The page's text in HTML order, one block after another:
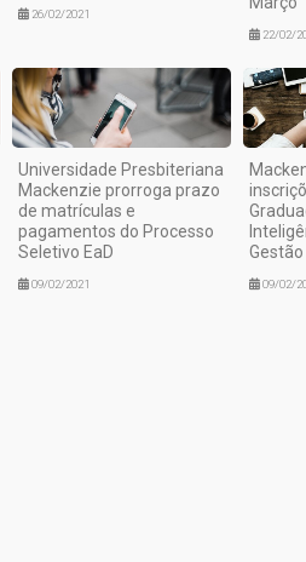
26/02/2021
22/02/
Universidade Presbiteriana
Mackenzie prorroga prazo
de matrículas e
pagamentos do Processo
Seletivo EaD
09/02/2021 09/02/